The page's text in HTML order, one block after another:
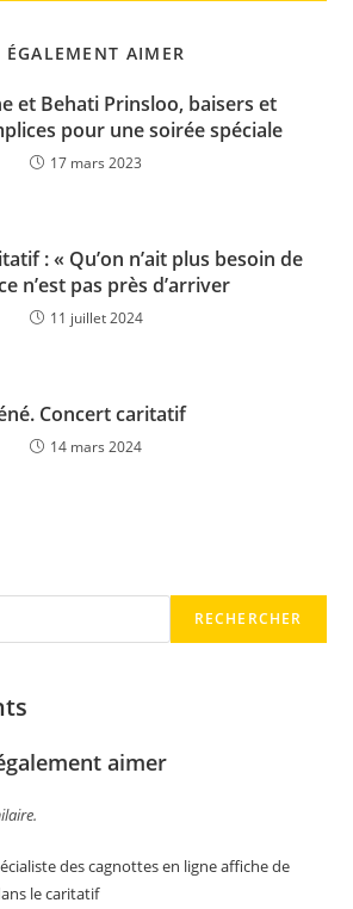
ÉGALEMENT AIMER
et Behati Prinsloo, baisers et
pour une soirée spéciale
17 mars 2023
: « Qu’on n’ait plus besoin de
n’est pas près d’arriver
11 juillet 2024
Concert caritatif
14 mars 2024
RECHERCHER
aimer
des cagnottes en ligne affiche de
le caritatif